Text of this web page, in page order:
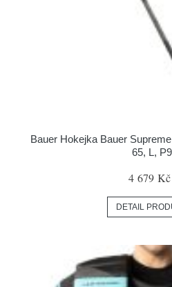
Bauer Hokejka Bauer
65, L,
4 679 Kč
DETAIL